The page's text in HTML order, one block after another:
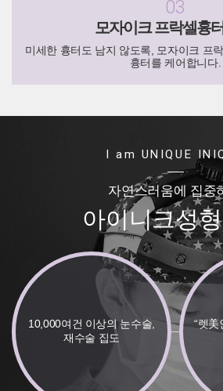
03
모자이크 프락셀흉
미세한 흉터도 남지 않도록, 모자이크 프
흉터를 케어합니다.
I am UNIQUE
자연스러움에 집중
아이니크성
10,000여건 이상의 눈수술,
재수술 집도
“렛美